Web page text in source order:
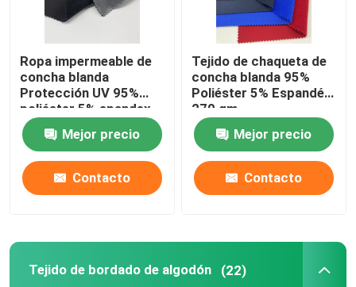
Ropa impermeable de
concha blanda
Protección UV 95%
poliéster 5% spandex
Mejor precio
Contacto
Tejido de chaqueta de
concha blanda 95%
Poliéster 5% Espandéx
270 gm
Mejor precio
Contacto
Tejido de bordado de algodón (22)